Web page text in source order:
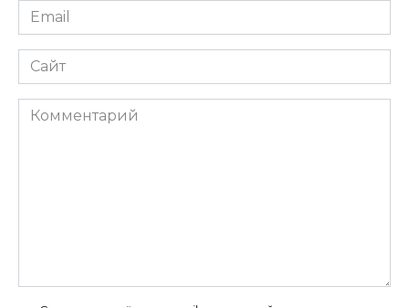
Email
*
Сайт
Комментарий